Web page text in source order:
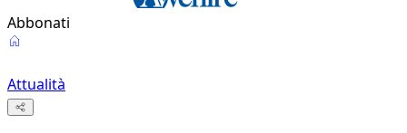
Abbonati
Attualità